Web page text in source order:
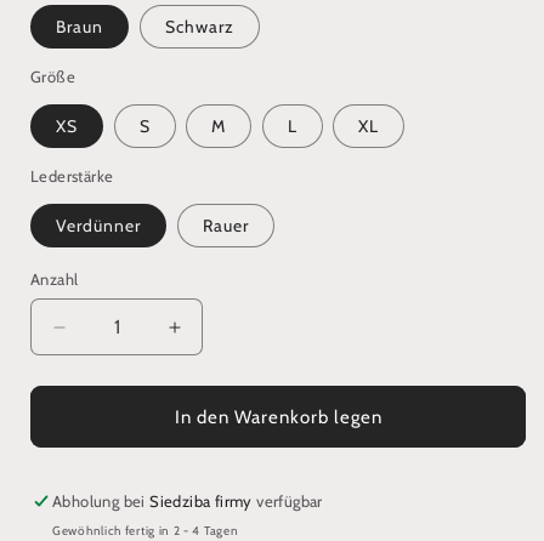
Braun Schwarz
Größe
XS S M L XL
Lederstärke
Verdünner Rauer
Anzahl
Verringere
die
Menge
Erhöhe
die
Menge
für
In den Warenkorb legen
Abholung beiSiedziba firmy verfügbar
Gewöhnlich fertig in 2 - 4 Tagen